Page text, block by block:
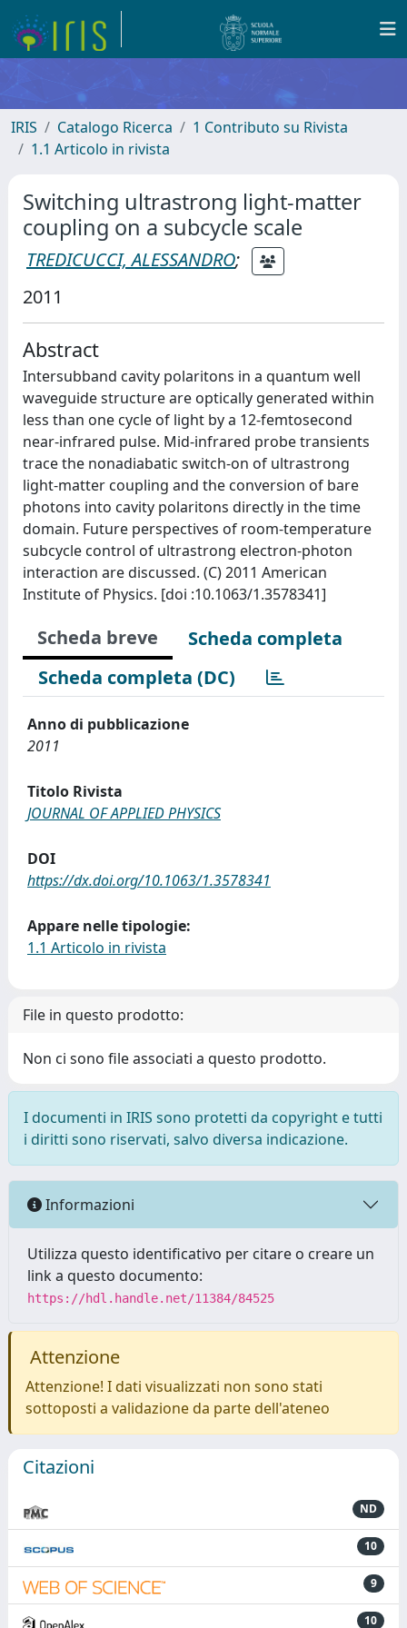
IRIS Catalogo Ricerca
1 Contributo su Rivista
1.1 Articolo in rivista
Switching ultrastrong light-matter
coupling on a subcycle scale
TREDICUCCI, ALESSANDRO;
2011
Abstract
Intersubband cavity polaritons in a quantum well
waveguide structure are optically generated within
less than one cycle of light by a 12-femtosecond
near-infrared pulse. Mid-infrared probe transients
trace the nonadiabatic switch-on of ultrastrong
light-matter coupling and the conversion of bare
photons into cavity polaritons directly in the time
domain. Future perspectives of room-temperature
subcycle control of ultrastrong electron-photon
interaction are discussed. (C) 2011 American
Institute of Physics. [doi :10.1063/1.3578341]
Scheda breve
Scheda completa
Scheda completa (DC)
Anno di pubblicazione
2011
Titolo Rivista
JOURNAL OF APPLIED PHYSICS
DOI
https://dx.doi.org/10.1063/1.3578341
Appare nelle tipologie:
1.1 Articolo in rivista
File in questo prodotto:
Non ci sono file associati a questo prodotto.
I documenti in IRIS sono protetti da copyright e tutti
i diritti sono riservati, salvo diversa indicazione.
Informazioni
Utilizza questo identificativo per citare o creare un
link a questo documento:
https://hdl.handle.net/11384/84525
Attenzione
Attenzione! I dati visualizzati non sono stati
sottoposti a validazione da parte dell'ateneo
Citazioni
ND
10
9
10